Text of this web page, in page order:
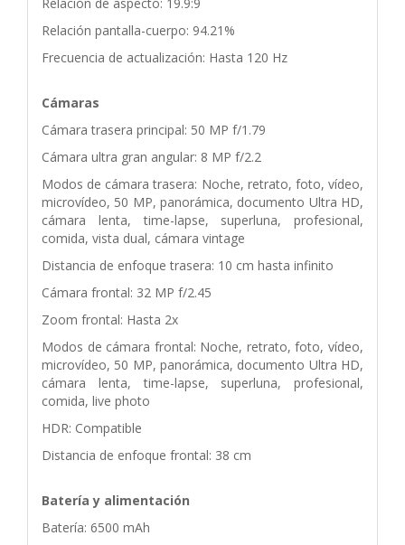
Relación pantalla-cuerpo: 94.21%
Frecuencia de actualización: Hasta 120 Hz
Cámaras
Cámara trasera principal: 50 MP f/1.79
Cámara ultra gran angular: 8 MP f/2.2
Modos de cámara trasera: Noche, retrato, foto, vídeo,
microvídeo, 50 MP, panorámica, documento Ultra HD,
cámara lenta, time-lapse, superluna, profesional,
comida, vista dual, cámara vintage
Distancia de enfoque trasera: 10 cm hasta infinito
Cámara frontal: 32 MP f/2.45
Zoom frontal: Hasta 2x
Modos de cámara frontal: Noche, retrato, foto, vídeo,
microvídeo, 50 MP, panorámica, documento Ultra HD,
cámara lenta, time-lapse, superluna, profesional,
comida, live photo
HDR: Compatible
Distancia de enfoque frontal: 38 cm
Batería y alimentación
Batería: 6500 mAh